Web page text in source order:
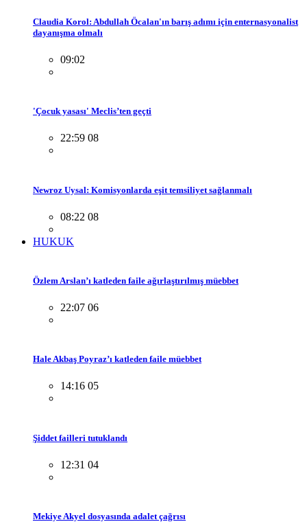
Claudia Korol: Abdullah Öcalan'ın barış adımı için enternasyonalist
dayanışma olmalı
09:02
'Çocuk yasası' Meclis’ten geçti
22:59 08
Newroz Uysal: Komisyonlarda eşit temsiliyet sağlanmalı
08:22 08
HUKUK
Özlem Arslan’ı katleden faile ağırlaştırılmış müebbet
22:07 06
Hale Akbaş Poyraz’ı katleden faile müebbet
14:16 05
Şiddet failleri tutuklandı
12:31 04
Mekiye Akyel dosyasında adalet çağrısı